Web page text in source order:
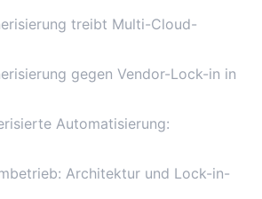
treibt Multi-Cloud-
gegen Vendor-Lock-in in
Automatisierung:
Architektur und Lock-in-